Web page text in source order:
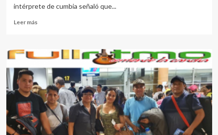
intérprete de cumbia señaló que...
Leer másLeer
CUMBIAMBERO
CON
CORONA
VIRUS